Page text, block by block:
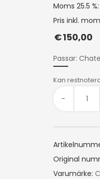
Moms 25.5 %:
Pris inkl.
€150,00
Passar:
Kan
-
Original
Varumärke: